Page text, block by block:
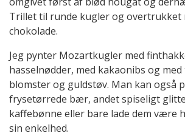
Trillet til runde kugler og overtrukket
chokolade.
Jeg pynter Mozartkugler med
hasselnødder, med kakaonibs og
blomster og guldstøv. Man kan også
frysetørrede bær, andet spiseligt
kaffebønne eller bare lade dem være
sin enkelhed.